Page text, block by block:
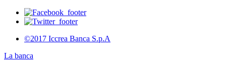
©2017 Iccrea Banca S.p.A
La banca